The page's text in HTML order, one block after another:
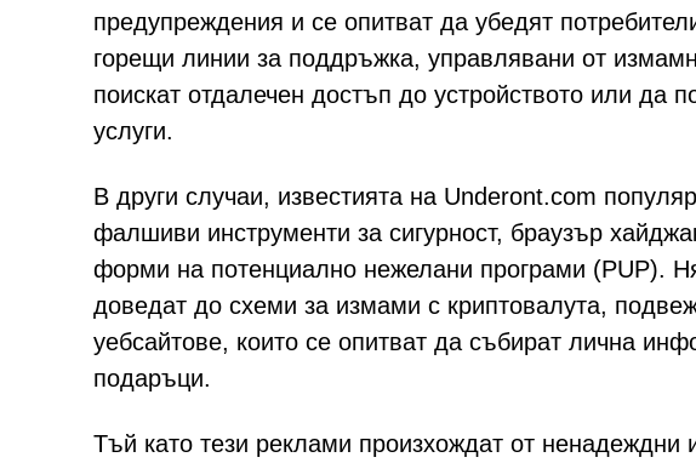
предупреждения и се опитват да убедят
горещи линии за поддръжка, управлявани от
поискат отдалечен достъп до устройството или да
услуги.
В други случаи, известията на Underont.com
фалшиви инструменти за сигурност, браузър
форми на потенциално нежелани програми (PUP).
доведат до схеми за измами с криптовалута,
уебсайтове, които се опитват да събират лична
подаръци.
Тъй като тези реклами произхождат от ненадеждни